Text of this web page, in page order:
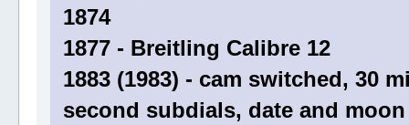
1874
1877 - Breitling Calibre 12
1883 (1983) - cam switched, 30
second subdials, date and